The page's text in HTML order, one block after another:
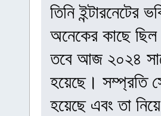
তিনি ইন্টারনেটের
অনেকের কাছে
তবে আজ ২০২৪
হয়েছে। সম্প্রতি
হয়েছে এবং তা